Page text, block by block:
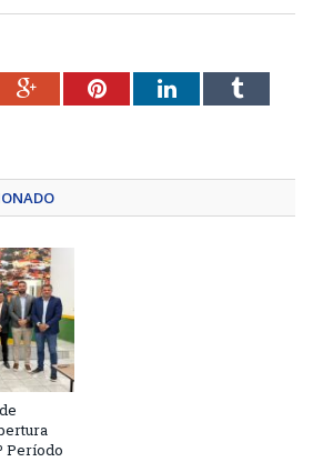
Google+PinterestLinkedInTumblr
Período